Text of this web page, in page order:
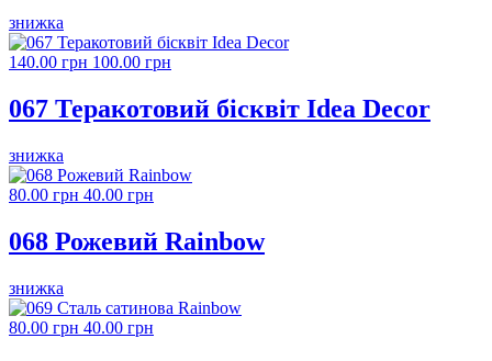
знижка
140.00 грн 100.00 грн
067 Теракотовий бісквіт Idea Decor
знижка
80.00 грн 40.00 грн
068 Рожевий Rainbow
знижка
80.00 грн 40.00 грн